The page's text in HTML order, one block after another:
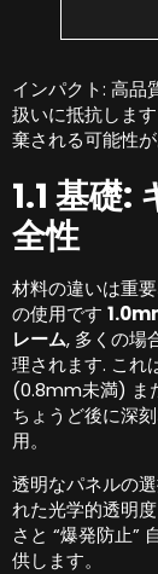
インパクト: 高品
扱いに抵抗しま
棄される可能性
1.1 基礎:
全性
材料の違いは重
の使用です
レーム, 多くの場
理されます. これ
(0.8mm未満) ま
ちょうど後に深
用。
透明なパネルの
れた光学的透明
さと “爆発防止”
供します。